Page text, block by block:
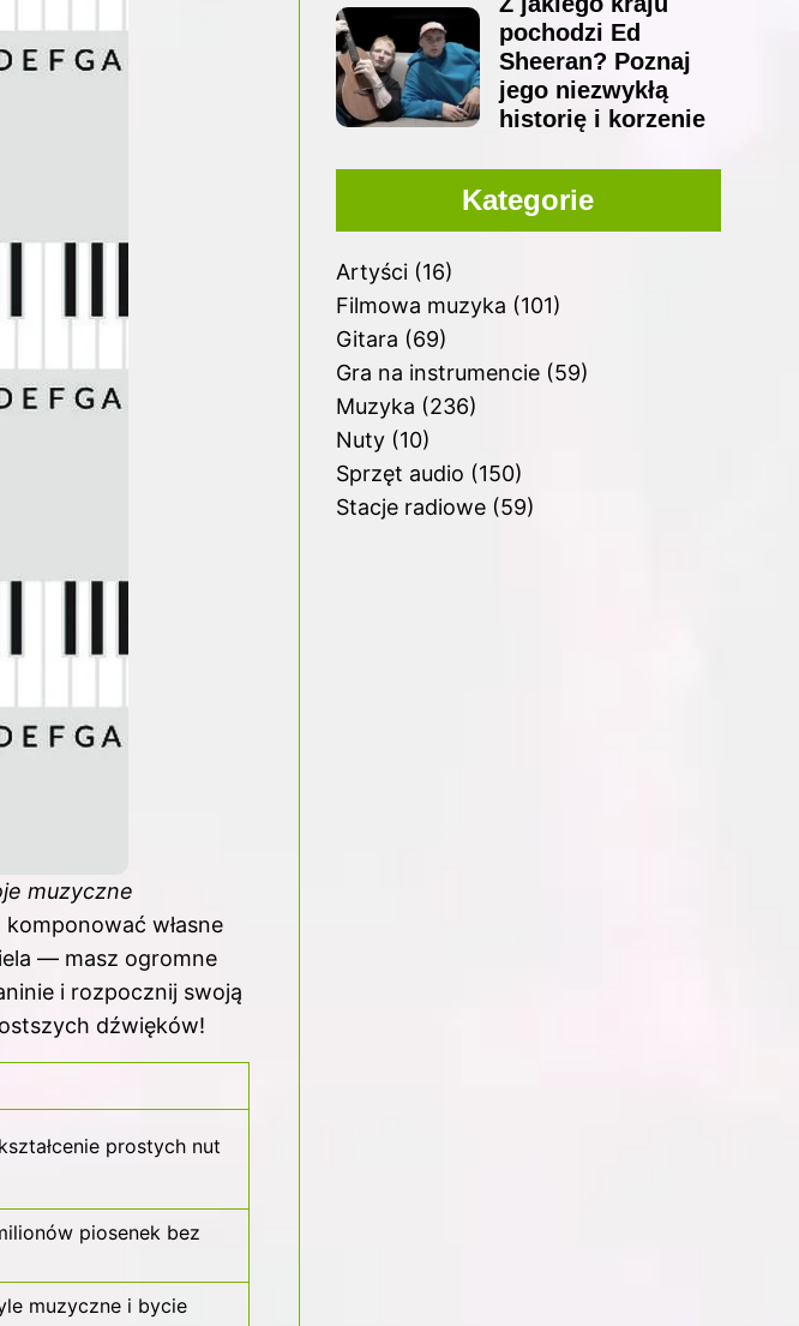
muzyczne
własne
— masz ogromne
i rozpocznij swoją
dźwięków!
prostych nut
piosenek bez
muzyczne i bycie
pochodzi Ed
Sheeran? Poznaj
jego niezwykłą
historię i korzenie
Kategorie
Artyści(16)
Filmowa muzyka (101)
Gitara (69)
Gra na instrumencie(59)
Muzyka (236)
Nuty(10)
Sprzęt audio (150)
Stacje radiowe(59)